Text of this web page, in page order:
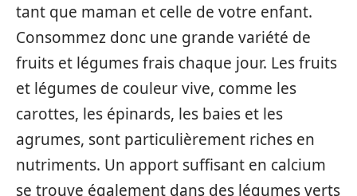
tant que maman et celle de votre enfant.
Consommez donc une grande variété de
fruits et légumes frais chaque jour. Les fruits
et légumes de couleur vive, comme les
carottes, les épinards, les baies et les
agrumes, sont particulièrement riches en
nutriments. Un apport suffisant en calcium
se trouve également dans des légumes verts